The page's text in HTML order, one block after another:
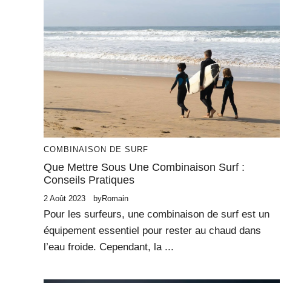
COMBINAISON DE SURF
Que Mettre Sous Une Combinaison Surf :
Conseils Pratiques
2 Août 2023 byRomain
Pour les surfeurs, une combinaison de surf est un
équipement essentiel pour rester au chaud dans
l’eau froide. Cependant, la ...